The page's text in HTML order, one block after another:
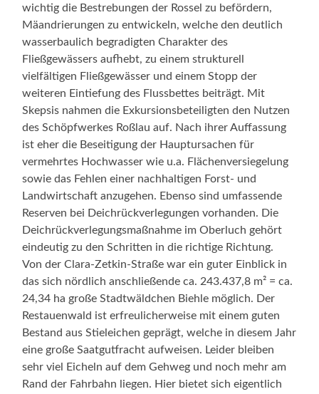
wichtig die Bestrebungen der Rossel zu befördern,
Mäandrierungen zu entwickeln, welche den deutlich
wasserbaulich begradigten Charakter des
Fließgewässers aufhebt, zu einem strukturell
vielfältigen Fließgewässer und einem Stopp der
weiteren Eintiefung des Flussbettes beiträgt. Mit
Skepsis nahmen die Exkursionsbeteiligten den Nutzen
des Schöpfwerkes Roßlau auf. Nach ihrer Auffassung
ist eher die Beseitigung der Hauptursachen für
vermehrtes Hochwasser wie u.a. Flächenversiegelung
sowie das Fehlen einer nachhaltigen Forst- und
Landwirtschaft anzugehen. Ebenso sind umfassende
Reserven bei Deichrückverlegungen vorhanden. Die
Deichrückverlegungsmaßnahme im Oberluch gehört
eindeutig zu den Schritten in die richtige Richtung.
Von der Clara-Zetkin-Straße war ein guter Einblick in
das sich nördlich anschließende ca. 243.437,8 m² = ca.
24,34 ha große Stadtwäldchen Biehle möglich. Der
Restauenwald ist erfreulicherweise mit einem guten
Bestand aus Stieleichen geprägt, welche in diesem Jahr
eine große Saatgutfracht aufweisen. Leider bleiben
sehr viel Eicheln auf dem Gehweg und noch mehr am
Rand der Fahrbahn liegen. Hier bietet sich eigentlich